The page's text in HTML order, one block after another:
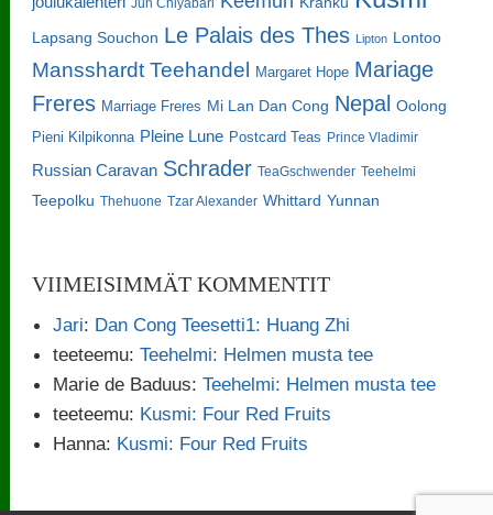
Jun Chiyabari
Lapsang Souchon Le Palais des Thes Lipton Lontoo
Mansshardt Teehandel Margaret Hope Mariage
Freres Marriage Freres Mi Lan Dan Cong Nepal Oolong
Pieni Kilpikonna Pleine Lune Postcard Teas Prince Vladimir
Russian Caravan Schrader TeaGschwender Teehelmi
Teepolku Thehuone Tzar Alexander Whittard Yunnan
VIIMEISIMMÄT KOMMENTIT
Jari: Dan Cong Teesetti1: Huang Zhi
teeteemu:Teehelmi: Helmen musta tee
Marie de Baduus:Teehelmi: Helmen musta tee
teeteemu: Kusmi: Four Red Fruits
Hanna: Kusmi: Four Red Fruits